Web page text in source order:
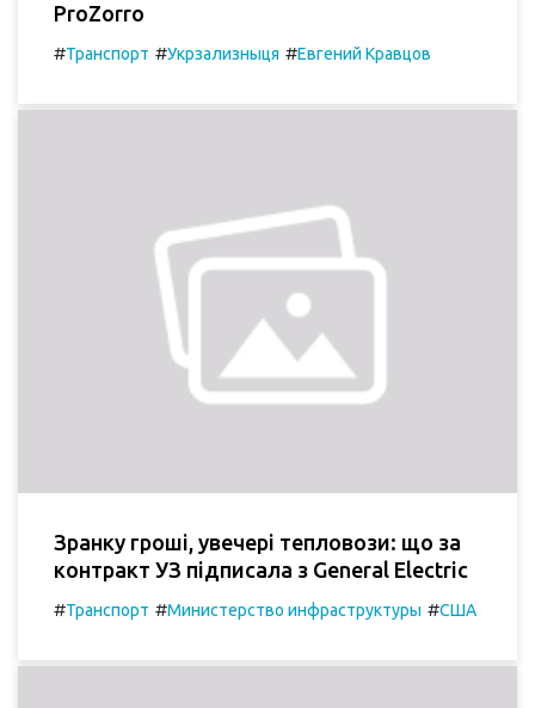
ProZorro
#Транспорт #Укрзализныця #Евгений Кравцов
Зранку гроші, увечері тепловози: що за
контракт УЗ підписала з General Electric
#Транспорт #Министерство инфраструктуры #США